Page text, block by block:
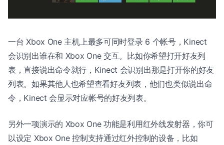
一台 Xbox One 主机上最多可同时登录 6 个帐号，Kinect
会识别出谁在和 Xbox One 交互。比如你希望打开好友列
表，直接说出命令就行，Kinect 会识别出那是打开你的好友
列表。如果其他人也希望查看好友列表，他们也类似说出命
令，Kinect 会显示对应帐号的好友列表。
另外一项演示的 Xbox One 功能是利用红外线发射器，你可
以设定 Xbox One 控制支持通过红外控制的设备，比如